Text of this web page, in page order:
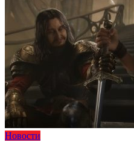
Новости